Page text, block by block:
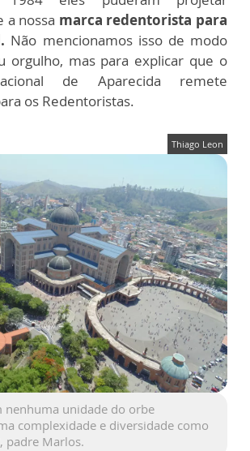
a nossa marca redentorista para
Não mencionamos isso de modo
orgulho, mas para explicar que o
de Aparecida remete
os Redentoristas.
Thiago Leon
nenhuma unidade do orbe
complexidade e diversidade como
padre Marlos.